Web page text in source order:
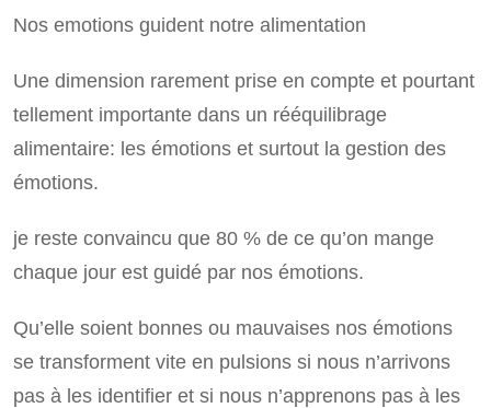
Nos emotions guident notre alimentation
Une dimension rarement prise en compte et pourtant
tellement importante dans un rééquilibrage
alimentaire: les émotions et surtout la gestion des
émotions.
je reste convaincu que 80 % de ce qu’on mange
chaque jour est guidé par nos émotions.
Qu’elle soient bonnes ou mauvaises nos émotions
se transforment vite en pulsions si nous n’arrivons
pas à les identifier et si nous n’apprenons pas à les